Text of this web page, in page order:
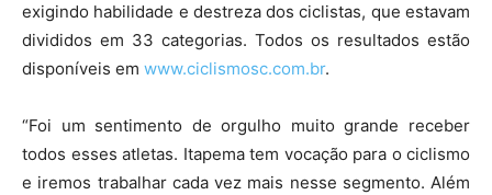
exigindo habilidade e destreza dos ciclistas, que estavam
divididos em 33 categorias. Todos os resultados estão
disponíveis em www.ciclismosc.com.br.
“Foi um sentimento de orgulho muito grande receber
todos esses atletas. Itapema tem vocação para o ciclismo
e iremos trabalhar cada vez mais nesse segmento. Além